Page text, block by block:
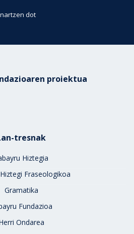
dot
proiektua
tresnak
Hiztegia
Fraseologikoa
Gramatika
Fundazioa
Ondarea